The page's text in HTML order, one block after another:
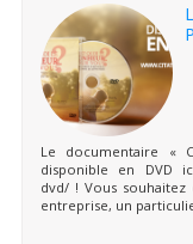
Le documentaire «
disponible en DVD
dvd/ ! Vous
entreprise, un